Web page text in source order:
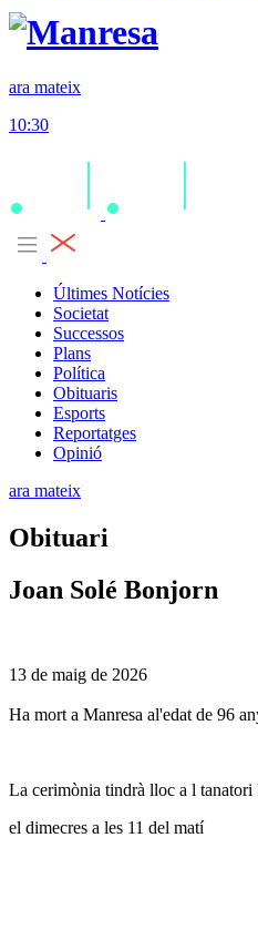
ara mateix
10:30
Últimes Notícies
Societat
Successos
Plans
Política
Obituaris
Esports
Reportatges
Opinió
ara mateix
Obituari
Joan Solé Bonjorn
13 de maig de 2026
Ha mort a Manresa al'edat de 96
La cerimònia tindrà lloc a l
el dimecres a les 11 del matí